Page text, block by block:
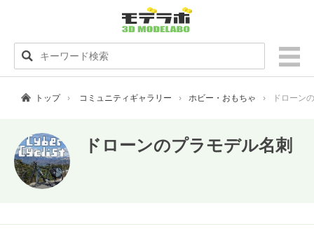
トップ コミュニティギャラリー ホビー・おもちゃ ドローン
ドローンのプラモデル名刺